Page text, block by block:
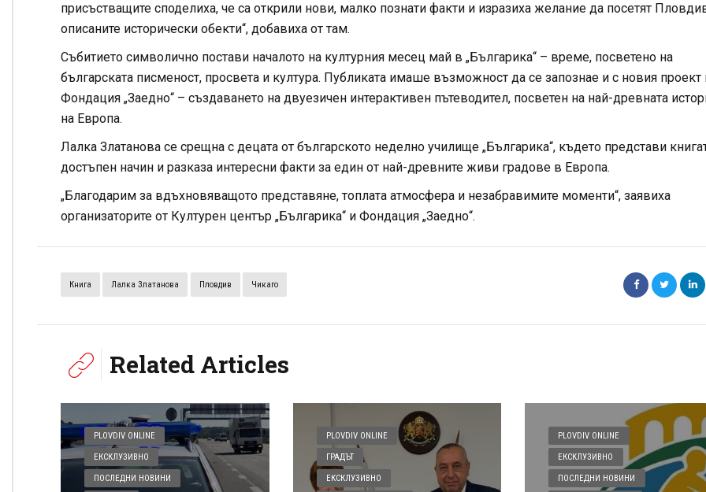
присъстващите споделиха, че са открили нови, малко познати факти и изразиха желание да посетят
описаните исторически обекти“, добавиха от там.
Събитието символично постави началото на културния месец май в „Българика“ – време, посветено на
българската писменост, просвета и култура. Публиката имаше възможност да се запознае и с новия проект
Фондация „Заедно“ – създаването на двуезичен интерактивен пътеводител, посветен на най-древната
на Европа.
Лалка Златанова се срещна с децата от българското неделно училище „Българика“, където представи
достъпен начин и разказа интересни факти за един от най-древните живи градове в Европа.
„Благодарим за вдъхновяващото представяне, топлата атмосфера и незабравимите моменти“, заявиха
организаторите от Културен център „Българика“ и Фондация „Заедно“.
Книга Лалка Златанова Пловдив Чикаго
Related Articles
PLOVDIV ONLINE
ЕКСКЛУЗИВНО
ПОСЛЕДНИ НОВИНИ
PLOVDIV ONLINE
ГРАДЪТ
ЕКСКЛУЗИВНО
PLOVDIV ONLINE
ЕКСКЛУЗИВНО
ПОСЛЕДНИ НОВИНИ